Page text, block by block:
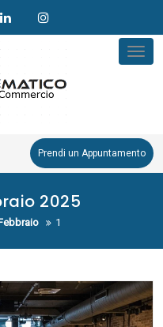
Prendi un Appuntamento
2025
1